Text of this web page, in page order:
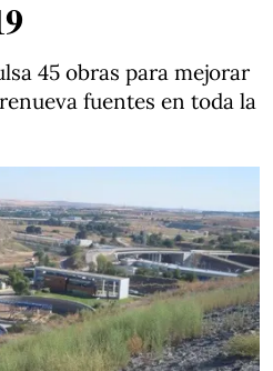
45 obras para mejorar
fuentes en toda la